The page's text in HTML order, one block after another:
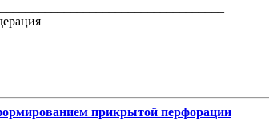
прикрытой перфорации